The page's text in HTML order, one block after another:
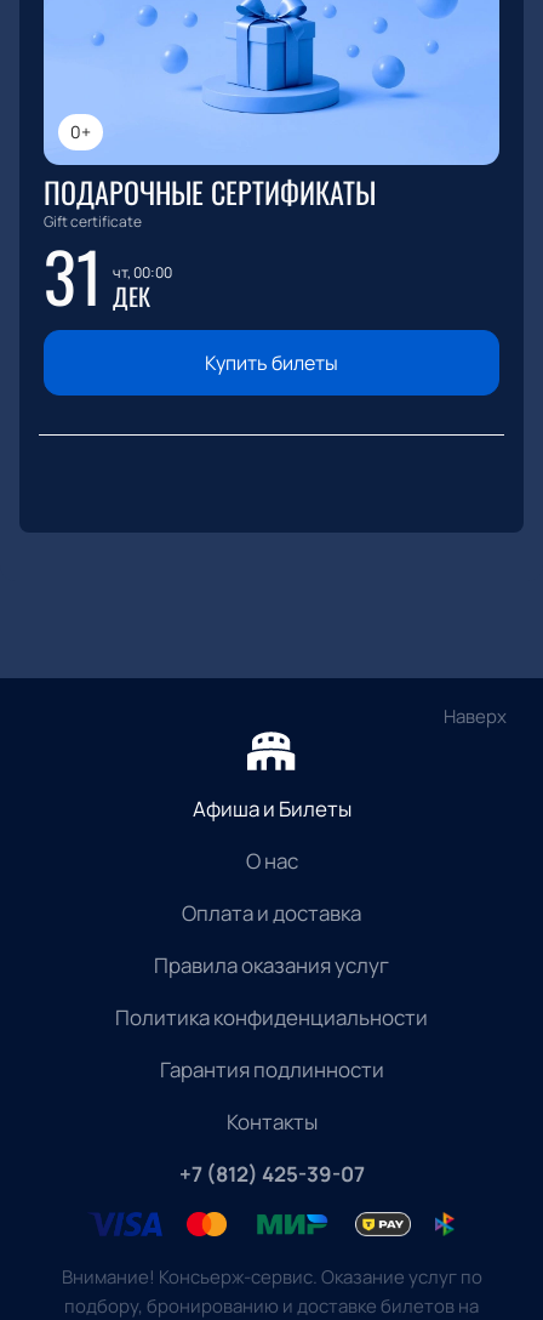
0+
ПОДАРОЧНЫЕ СЕРТИФИКАТЫ
Gift certificate
31 чт, 00:00
ДЕК
Купить билеты
Наверх
Афиша и Билеты
О нас
Оплата и доставка
Правила оказания услуг
Политика конфиденциальности
Гарантия подлинности
Контакты
+7 (812) 425-39-07
Внимание! Консьерж-сервис. Оказание услуг по
подбору, бронированию и доставке билетов на